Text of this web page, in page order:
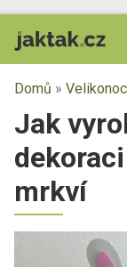
Domů »
Jak
mrkví